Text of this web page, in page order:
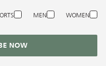
WOMEN
MEN
NOW